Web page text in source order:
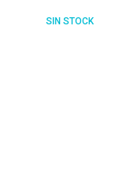
SIN STOCK